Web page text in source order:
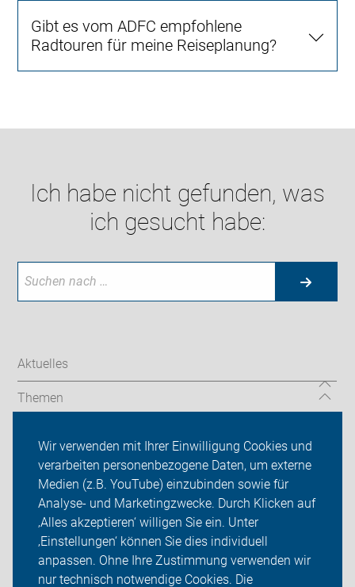
Wir verwenden mit Ihrer Einwilligung Cookies und
verarbeiten personenbezogene Daten, um externe
Medien (z.B. YouTube) einzubinden sowie für
Analyse- und Marketingzwecke. Durch Klicken auf
‚Alles akzeptieren‘ willigen Sie ein. Unter
‚Einstellungen‘ können Sie dies individuell
anpassen. Ohne Ihre Zustimmung verwenden wir
nur technisch notwendige Cookies. Die
Gibt es vom ADFC empfohlene
Radtouren für meine Reiseplanung?
Ich habe nicht gefunden, was
ich gesucht habe:
Aktuelles
Themen
Über uns
Sei dabei
Presse
Login